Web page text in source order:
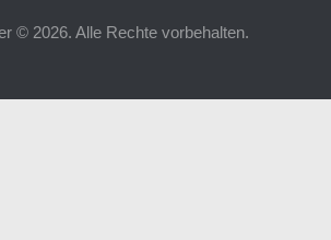
© 2026. Alle Rechte vorbehalten.